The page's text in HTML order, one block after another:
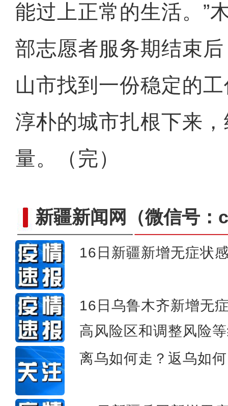
能过上正常的生活。”
部志愿者服务期结束
山市找到一份稳定的
淳朴的城市扎根下来
量。（完）
新疆新闻网 （微信号
16日新疆新增无症状
16日乌鲁木齐新增无
高风险区和调整风险
离乌如何走？返乌如